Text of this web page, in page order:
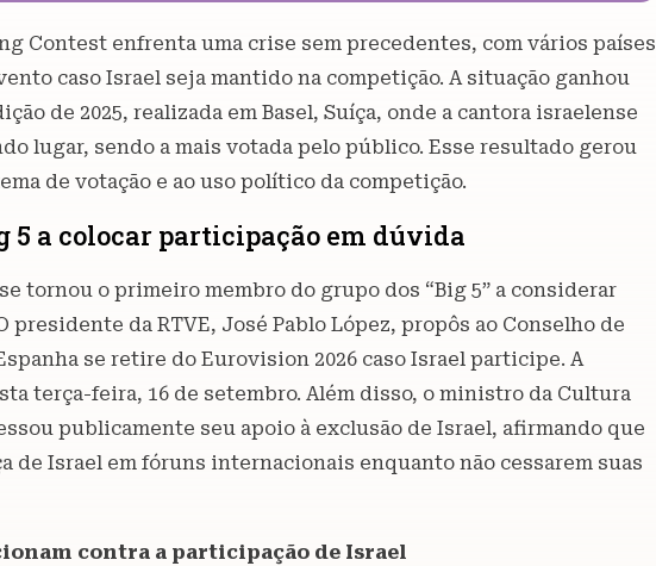
Contest enfrenta uma crise sem precedentes, com vários países
caso Israel seja mantido na competição. A situação ganhou
de 2025, realizada em Basel, Suíça, onde a cantora israelense
lugar, sendo a mais votada pelo público. Esse resultado gerou
de votação e ao uso político da competição.
5 a colocar participação em dúvida
tornou o primeiro membro do grupo dos “Big 5” a considerar
da RTVE, José Pablo López, propôs ao Conselho de
se retire do Eurovision 2026 caso Israel participe. A
terça-feira, 16 de setembro. Além disso, o ministro da Cultura
publicamente seu apoio à exclusão de Israel, afirmando que
de Israel em fóruns internacionais enquanto não cessarem suas
contra a participação de Israel